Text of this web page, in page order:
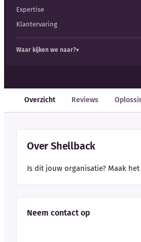
Expertise
Klantervaring
Waar kijken we naar?
Overzicht Reviews
Over Shellback
Is dit jouw organisatie? Maak
Neem contact op